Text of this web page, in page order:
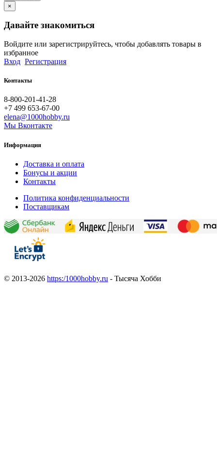
×
Давайте знакомиться
Войдите или зарегистрируйтесь, чтобы добавлять товары в
избранное
Вход Регистрация
Контакты
8-800-201-41-28
+7 499 653-67-00
elena@1000hobby.ru
Мы Вконтакте
Информация
Доставка и оплата
Бонусы и акции
Контакты
Политика конфиденциальности
Поставщикам
© 2013-2026 https:/1000hobby.ru - Тысяча Хобби